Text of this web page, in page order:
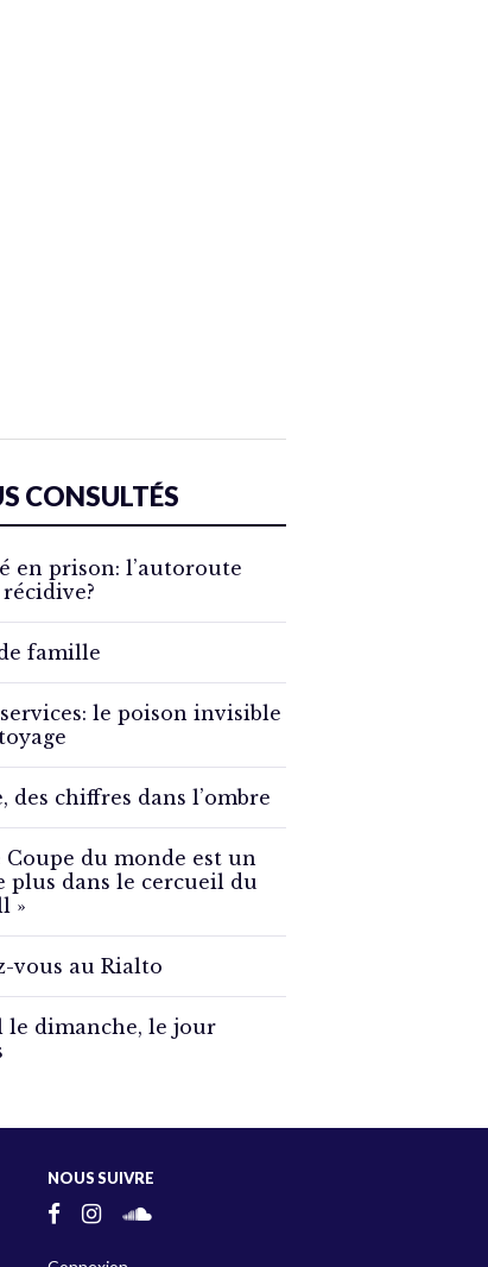
CONSULTÉS
en prison: l’autoroute
famille
le poison invisible
des chiffres dans l’ombre
Coupe du monde est un
plus dans le cercueil du
»
vous au Rialto
le dimanche, le jour
NOUS SUIVRE